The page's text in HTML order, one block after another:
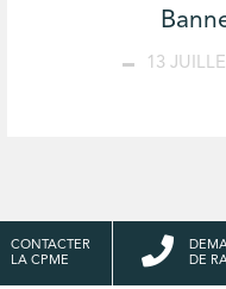
13
CONTACTER
LA CPME
DE